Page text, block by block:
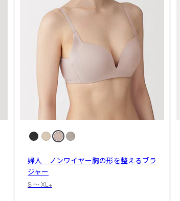
婦人 ノンワイヤー胸の形を整えるブラ
ジャー
S 〜 XL+